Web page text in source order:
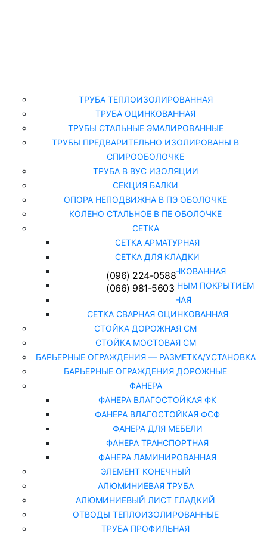
ТРУБА ТЕПЛОИЗОЛИРОВАННАЯ
ТРУБА ОЦИНКОВАННАЯ
ТРУБЫ СТАЛЬНЫЕ ЭМАЛИРОВАННЫЕ
ТРУБЫ ПРЕДВАРИТЕЛЬНО ИЗОЛИРОВАНЫ В
СПИРООБОЛОЧКЕ
ТРУБА В ВУС ИЗОЛЯЦИИ
СЕКЦИЯ БАЛКИ
ОПОРА НЕПОДВИЖНА В ПЭ ОБОЛОЧКЕ
КОЛЕНО СТАЛЬНОЕ В ПЕ ОБОЛОЧКЕ
СЕТКА
СЕТКА АРМАТУРНАЯ
СЕТКА ДЛЯ КЛАДКИ
СЕТКА РАБИЦА ОЦИНКОВАННАЯ
СЕТКА РАБИЦА С ПОЛИМЕРНЫМ ПОКРЫТИЕМ
СЕТКА СВАРНАЯ
СЕТКА СВАРНАЯ ОЦИНКОВАННАЯ
СТОЙКА ДОРОЖНАЯ СМ
СТОЙКА МОСТОВАЯ СМ
БАРЬЕРНЫЕ ОГРАЖДЕНИЯ — РАЗМЕТКА/УСТАНОВКА
БАРЬЕРНЫЕ ОГРАЖДЕНИЯ ДОРОЖНЫЕ
ФАНЕРА
ФАНЕРА ВЛАГОСТОЙКАЯ ФК
ФАНЕРА ВЛАГОСТОЙКАЯ ФСФ
ФАНЕРА ДЛЯ МЕБЕЛИ
ФАНЕРА ТРАНСПОРТНАЯ
ФАНЕРА ЛАМИНИРОВАННАЯ
ЭЛЕМЕНТ КОНЕЧНЫЙ
АЛЮМИНИЕВАЯ ТРУБА
АЛЮМИНИЕВЫЙ ЛИСТ ГЛАДКИЙ
ОТВОДЫ ТЕПЛОИЗОЛИРОВАННЫЕ
ТРУБА ПРОФИЛЬНАЯ
(096) 224-0588
(066) 981-5603